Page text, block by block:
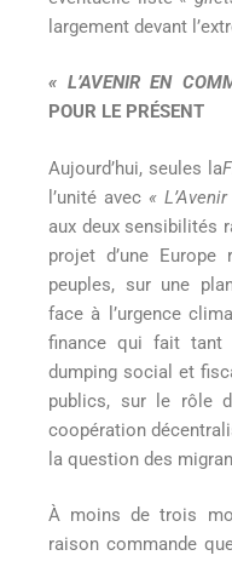
largement devant
« L’AVENIR EN
POUR LE PRÉSENT
Aujourd’hui, seules la
l’unité avec «
aux deux sensibilités
projet d’une Europe
peuples, sur une
face à l’urgence
finance qui fait
dumping social et
publics, sur le rôle
coopération
la question des
À moins de trois
raison commande